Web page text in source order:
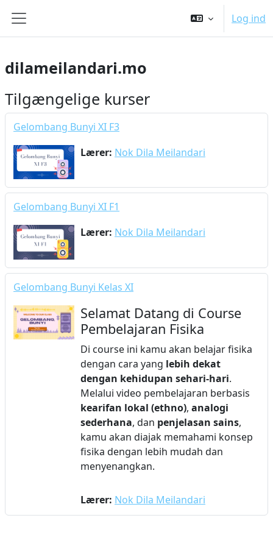
Sidepanel
Log ind
dilameilandari.mo
Tilgængelige kurser
Gelombang Bunyi XI F3
Lærer: Nok Dila Meilandari
Gelombang Bunyi XI F1
Lærer: Nok Dila Meilandari
Gelombang Bunyi Kelas XI
Selamat Datang di Course
Pembelajaran Fisika
Di course ini kamu akan belajar fisika
dengan cara yang lebih dekat
dengan kehidupan sehari-hari.
Melalui video pembelajaran berbasis
kearifan lokal (ethno), analogi
sederhana, dan penjelasan sains,
kamu akan diajak memahami konsep
fisika dengan lebih mudah dan
menyenangkan.
Lærer: Nok Dila Meilandari